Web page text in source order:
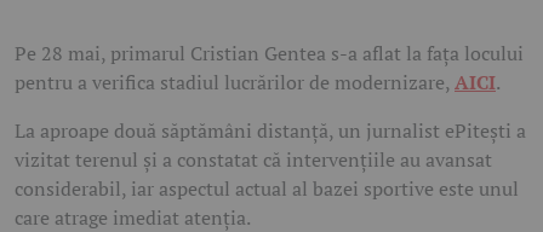
Pe 28 mai, primarul Cristian Gentea s-a aflat la fața locului
pentru a verifica stadiul lucrărilor de modernizare,AICI.
La aproape două săptămâni distanță, un jurnalist ePitești a
vizitat terenul și a constatat că intervențiile au avansat
considerabil, iar aspectul actual al bazei sportive este unul
care atrage imediat atenția.